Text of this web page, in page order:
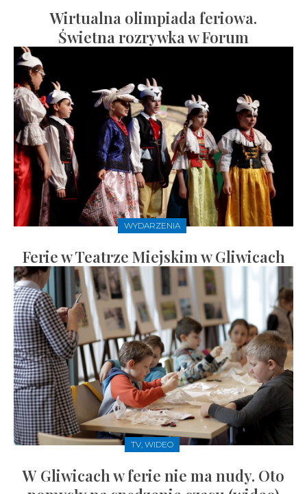
Wirtualna olimpiada feriowa.
Świetna rozrywka w Forum
WYDARZENIA
Ferie w Teatrze Miejskim w Gliwicach
TV, WIDEO
W Gliwicach w ferie nie ma nudy. Oto